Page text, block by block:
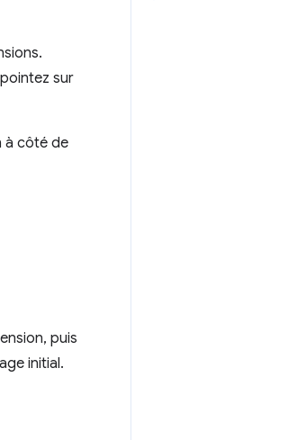
sur
à côté de
puis
initial.